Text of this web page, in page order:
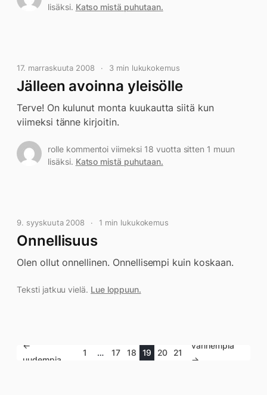
lisäksi. Katso mistä puhutaan.
17. marraskuuta 2008 3 min lukukokemus
Jälleen avoinna yleisölle
Terve! On kulunut monta kuukautta siitä kun
viimeksi tänne kirjoitin.
rolle kommentoi viimeksi 18 vuotta sitten 1 muun
lisäksi. Katso mistä puhutaan.
9. syyskuuta 2008 1 min lukukokemus
Onnellisuus
Olen ollut onnellinen. Onnellisempi kuin koskaan.
Teksti jatkuu vielä. Lue loppuun.
←
uudempia
1 … 17 18 19 20 21
vanhempia
→